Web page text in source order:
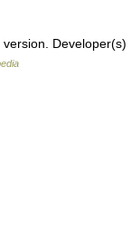
Developer(s)